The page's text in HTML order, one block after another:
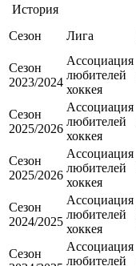
История
Сезон
Лига
Сезон
2023/2024
Ассоциация
любителей
хоккея
Сезон
2025/2026
Ассоциация
любителей
хоккея
Сезон
2025/2026
Ассоциация
любителей
хоккея
Сезон
2024/2025
Ассоциация
любителей
хоккея
Сезон
Ассоциация
любителей